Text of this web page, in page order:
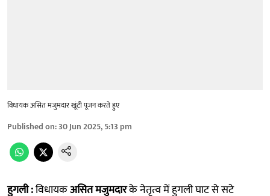
विधायक असित मजुमदार खूंटी पूजन करते हुए
Published on:30 Jun 2025, 5:13 pm
हुगली :विधायकअसित मजुमदारके नेतृत्व मेंहुगली घाट से सटे